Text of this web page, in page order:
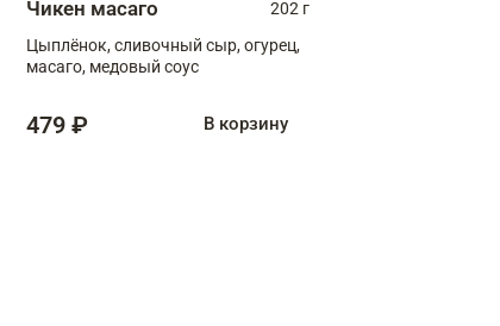
Чикен масаго
202 г
Цыплёнок, сливочный сыр, огурец,
масаго, медовый соус
479 ₽ В корзину